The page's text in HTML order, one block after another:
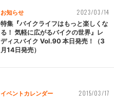
お知らせ 2023/03/14
特集『バイクライフはもっと楽しくな
る！ 気軽に広がるバイクの世界』レ
ディスバイク Vol.90 本日発売！（3
月14日発売）
イベントカレンダー 2015/03/17